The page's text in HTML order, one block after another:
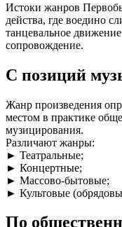
Истоки жанров
действа, где воедино
танцевальное
сопровождение.
С позиций
Жанр произведения
местом в практике
музицирования.
Различают жанры:
► Театральные;
► Концертные;
► Массово-бытовые;
► Культовые
По